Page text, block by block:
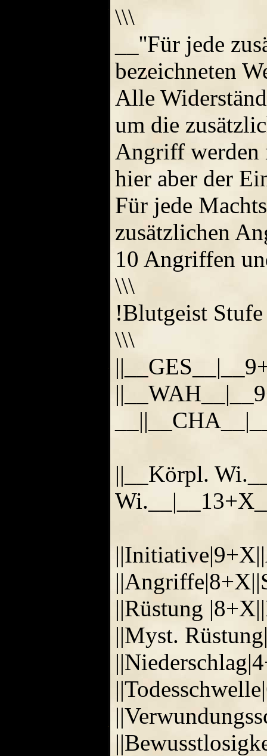
\\\
__''Für jede
bezeichneten
Alle
um die
Angriff werden
hier aber der
Für jede
zusätzlichen
10 Angriffen
\\\
!Blutgeist
\\\
||__Körpl.
||Rüstung
||Myst.